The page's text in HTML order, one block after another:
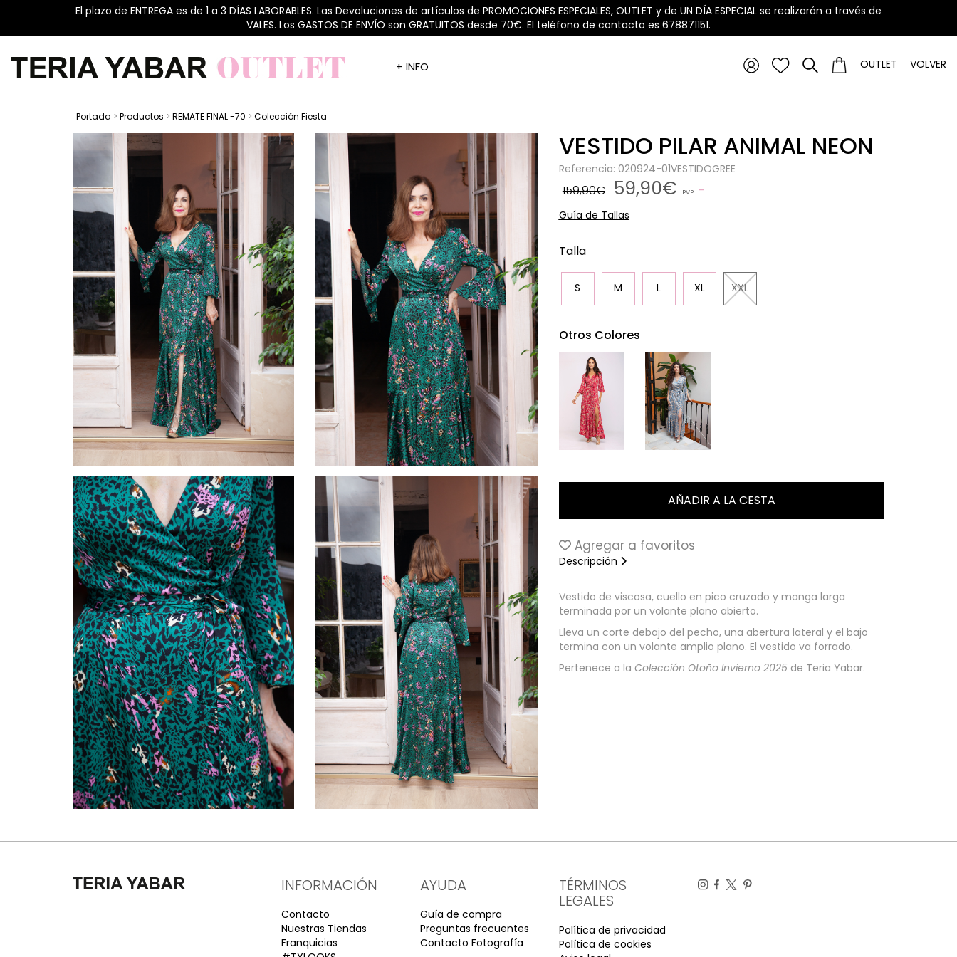
El plazo de ENTREGA es de 1 a 3 DÍAS LABORABLES. Las Devoluciones de artículos de PROMOCIONES ESPECIALES, OUTLET y de UN DÍA ESPECIAL se realizarán a través de
VALES. Los GASTOS DE ENVÍO son GRATUITOS desde 70€. El teléfono de contacto es 678871151.
OUTLET VOLVER
+ INFO
Portada > Productos > REMATE FINAL -70 > Colección Fiesta
VESTIDO PILAR ANIMAL NEON
Referencia: 020924-01VESTIDOGREE
159,90€ 59,90€ PVP
Guía de Tallas
Talla
S M L XL XXL
Otros Colores
Agregar a favoritos
Descripción
Vestido de viscosa, cuello en pico cruzado y manga larga
terminada por un volante plano abierto.
Lleva un corte debajo del pecho, una abertura lateral y el bajo
termina con un volante amplio plano. El vestido va forrado.
Pertenece a la Colección Otoño Invierno 2025de Teria Yabar.
INFORMACIÓN
Contacto
Nuestras Tiendas
Franquicias
AYUDA
Guía de compra
Preguntas frecuentes
Contacto Fotografía
TÉRMINOS
LEGALES
Política de privacidad
Política de cookies